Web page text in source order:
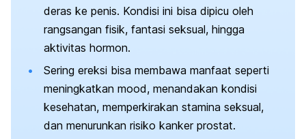
deras ke penis. Kondisi ini bisa dipicu oleh
rangsangan fisik, fantasi seksual, hingga
aktivitas hormon.
Sering ereksi bisa membawa manfaat seperti
meningkatkan mood, menandakan kondisi
kesehatan, memperkirakan stamina seksual,
dan menurunkan risiko kanker prostat.